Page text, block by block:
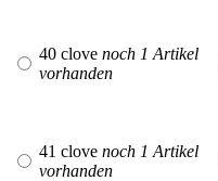
40 clove noch 1 Artikel
vorhanden
41 clove noch 1 Artikel
vorhanden